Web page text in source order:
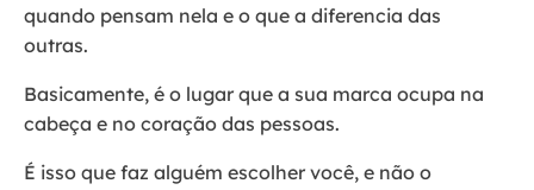
quando pensam nela e o que a diferencia das
outras.
Basicamente, é o lugar que a sua marca ocupa na
cabeça e no coração das pessoas.
É isso que faz alguém escolher você, e não o